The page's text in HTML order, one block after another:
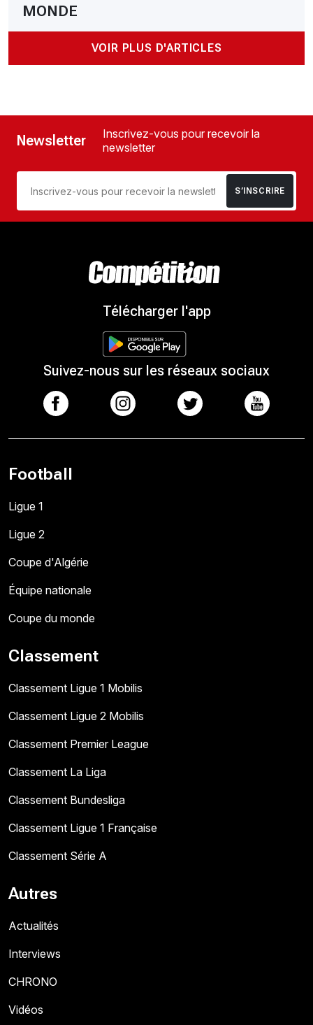
MONDE
VOIR PLUS D'ARTICLES
Newsletter
Inscrivez-vous pour recevoir la
newsletter
S’INSCRIRE
Télécharger l'app
Suivez-nous sur les réseaux sociaux
Football
Ligue 1
Ligue 2
Coupe d'Algérie
Équipe nationale
Coupe du monde
Classement
Classement Ligue 1 Mobilis
Classement Ligue 2 Mobilis
Classement Premier League
Classement La Liga
Classement Bundesliga
Classement Ligue 1 Française
Classement Série A
Autres
Actualités
Interviews
CHRONO
Vidéos